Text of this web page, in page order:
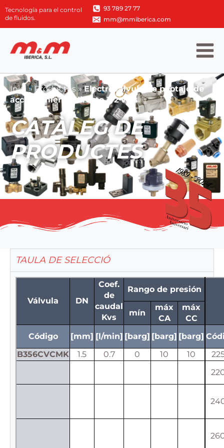
Tecnología para el control
de fluidos.
93 789 27 77
mm@mmiberica.com
Inici» Productos»Electroválvula de pilotaje de
accionamiento directo 3/2 vías
CATÀLEG DE
PRODUCTES
TAULA DE SELECCIÓ
Válvula DN
Coef.
de
caudal
Kvs
Rango de presión
mín
máx
CA
máx
CC
Código
[mm] [l/min] [barg] [barg] [barg]
B356CVCMK
1.5 0.7 0 10 10